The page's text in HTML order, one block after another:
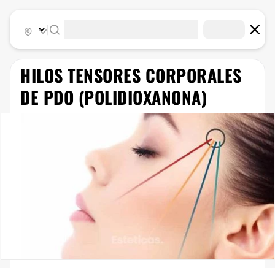
HILOS TENSORES CORPORALES
DE PDO (POLIDIOXANONA)